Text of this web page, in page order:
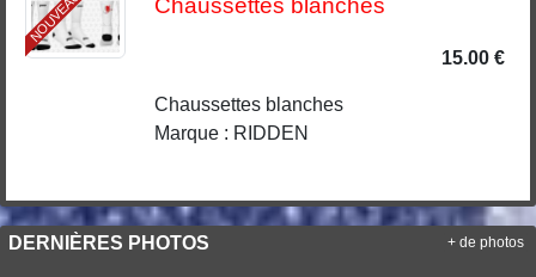
NOUVEAU Chaussettes blanches
15.00 €
Chaussettes blanches
Marque : RIDDEN
DERNIÈRES PHOTOS + de photos